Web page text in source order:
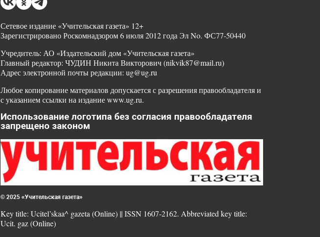
Сетевое издание «Учительская газета» 12+
Зарегистрировано Роскомнадзором 6 июля 2012 года Эл No. ФС77-50440
Учредитель: АО «Издательский дом «Учительская газета»
Главный редактор: ЧУДИН Никита Викторович (nikvik87@mail.ru)
Адрес электронной почты редакции: ug@ug.ru
Любое копирование материалов допускается с разрешения правообладателя и
с указанием ссылки на издание www.ug.ru.
Использование логотипа без согласия правообладателя
запрещено законом
© 2025 «Учительская газета»
Key title: Ucitel’skaa^ gazeta (Online) || ISSN 1607-2162. Abbreviated key title:
Ucit. gaz (Online)